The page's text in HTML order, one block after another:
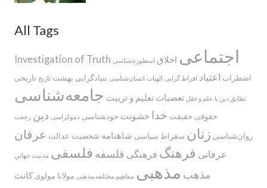
All Tags
Investigation of Truth اجتماعی اخلاق اسطوره‌‌شناسی
اضطراب اعتیاد افراط گرایی الهیات انسان‌شناسی بنیادگرایی بهشت تاریخ تاریخی
تطابق دین با علم وعقل تعصبات تعلیم و تربیت جامعه‌شناسی
حقوقی حقیقت خدا خشونت خودشناسی دموکراسی دین رجعت
روان‌شناسی زنان سقراط سیاسی شاهنامه شخصیت عدالت عرفان
عرفانی فرهنگ فرهنگی فلسفه فلسفی مدنيت جهاني
مذهب مذهبی مفاهیم مختلفه مذهبی مولانا مولوی کانت